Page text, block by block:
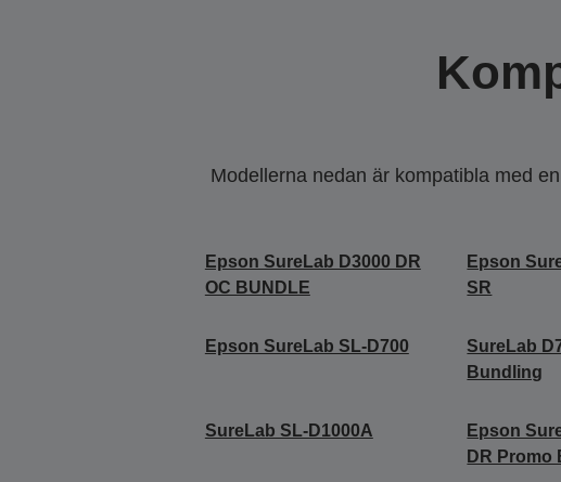
Modellerna nedan är kompatibla med
Epson SureLab D3000 DR
OC BUNDLE
Epson
SR
Epson SureLab SL-D700
SureLab
Bundling
SureLab SL-D1000A
Epson
DR Promo